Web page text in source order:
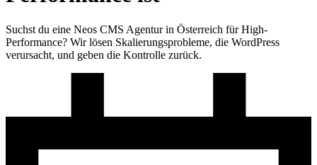
Suchst du eine Neos CMS Agentur in Österreich für High-
Performance? Wir lösen Skalierungsprobleme, die WordPress
verursacht, und geben die Kontrolle zurück.